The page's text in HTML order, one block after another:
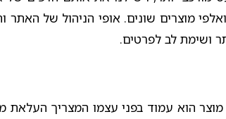
מוצרים שונים. אופי הניהול של האתר
ושימת לב לפרטים.
הוא עמוד בפני עצמו המצריך העלאת